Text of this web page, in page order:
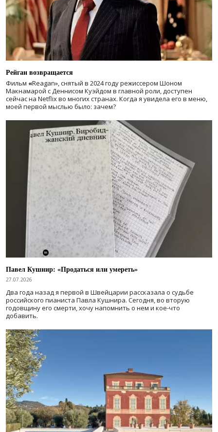
Рейган возвращается
Фильм «Reagan», снятый в 2024 годурежиссером Шоном
Макнамарой с Деннисом Куэйдом в главной роли, доступен
сейчас на Netflix во многих странах. Когда я увидела его в меню,
моей первой мыслью было: зачем?
Павел Кушнир: «Продаться или умереть»
27.07.2026
Два года назад я первой в Швейцарии рассказала о судьбе
российского пианиста Павла Кушнира. Сегодня, во вторую
годовщину его смерти, хочу напомнить о нем и кое-что
добавить.